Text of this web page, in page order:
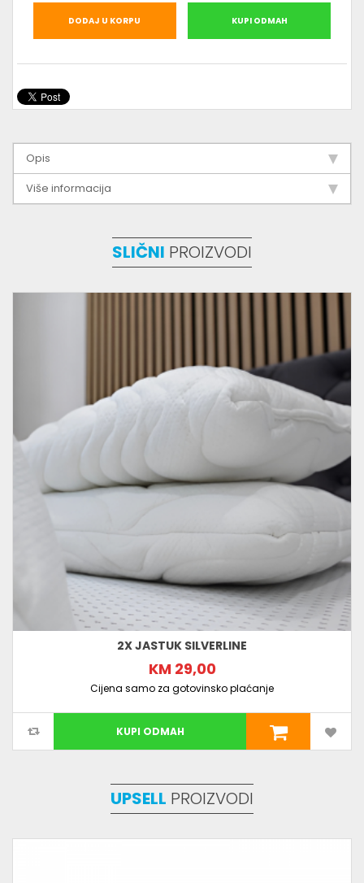
DODAJ U KORPU KUPI ODMAH
Opis
Više informacija
SLIČNI PROIZVODI
2X JASTUK SILVERLINE
KM 29,00
Cijena samo za gotovinsko plaćanje
KUPI ODMAH
UPSELL PROIZVODI